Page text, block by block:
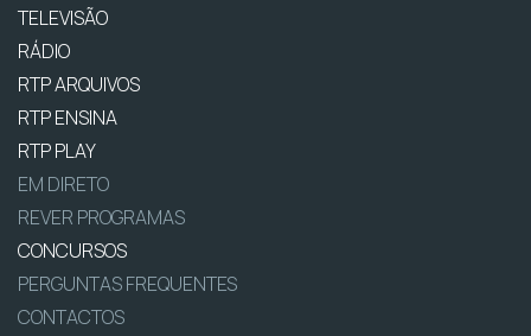
TELEVISÃO
RÁDIO
RTP ARQUIVOS
RTP ENSINA
RTP PLAY
EM DIRETO
REVER PROGRAMAS
CONCURSOS
PERGUNTAS FREQUENTES
CONTACTOS